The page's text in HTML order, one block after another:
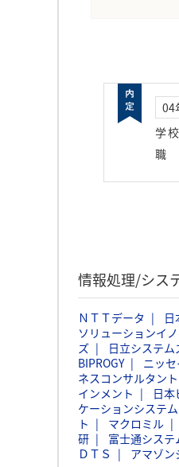
04
学
職
情報処理/シス
ＮＴＴデータ 日
ソリューションイ
ズ
日立システム
BIPROGY
ニッ
ネスコンサルタント
インメント
日
ケーションシステム
ト
マクロミル
研
富士通システ
ＤＴＳ
アマゾン